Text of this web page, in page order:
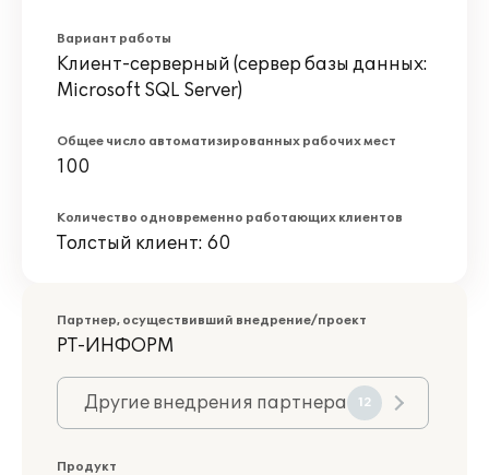
Вариант работы
Клиент-серверный (сервер базы данных:
Microsoft SQL Server)
Общее число автоматизированных рабочих мест
100
Количество одновременно работающих клиентов
Толстый клиент: 60
Партнер, осуществивший внедрение/проект
РТ-ИНФОРМ
Другие внедрения партнера 12
Продукт